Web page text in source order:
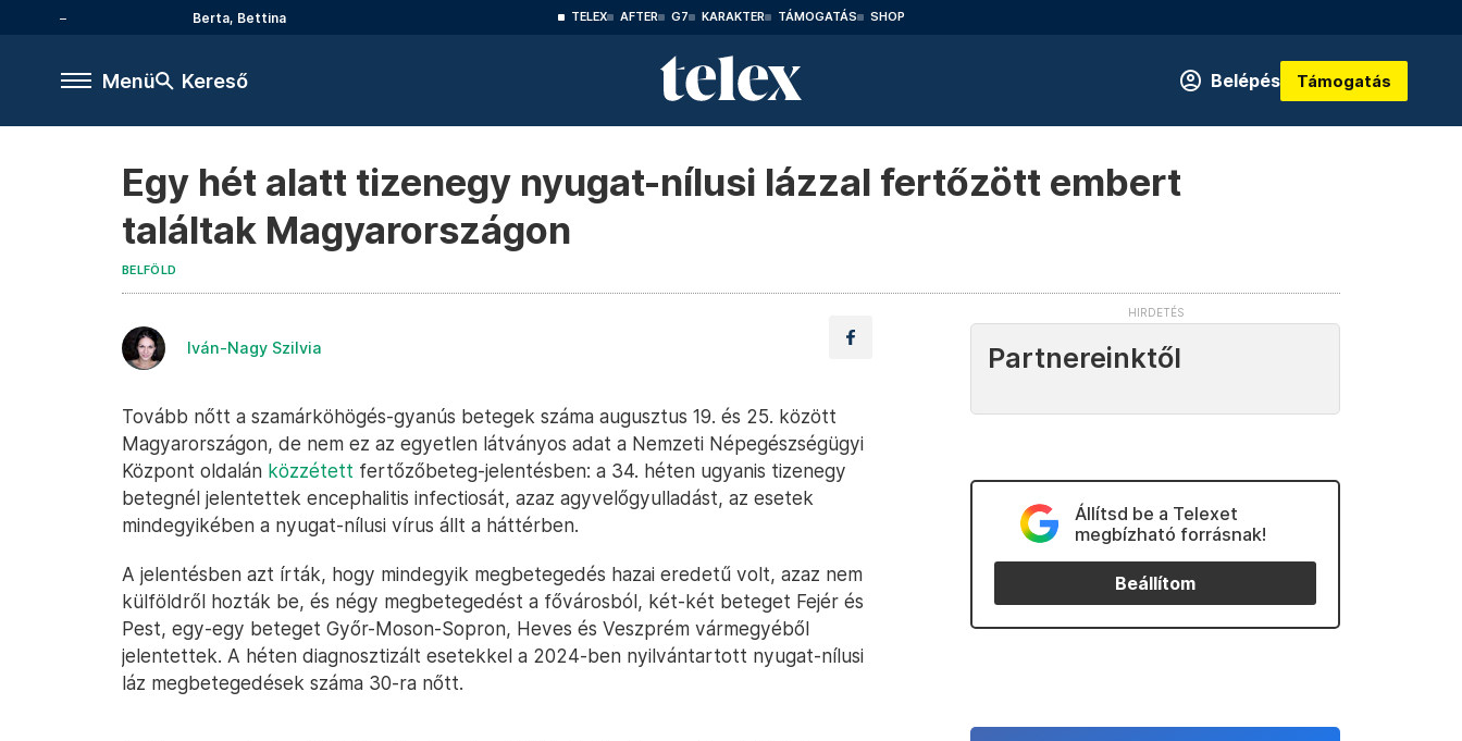
Berta, Bettina TELEX AFTER G7 KARAKTER TÁMOGATÁS SHOP
Menü Kereső Belépés Támogatás
Egy hét alatt tizenegy nyugat-nílusi lázzal fertőzött embert
találtak Magyarországon
BELFÖLD
Iván-Nagy Szilvia
Tovább nőtt a szamárköhögés-gyanús betegek száma augusztus 19. és 25. között
Magyarországon, de nem ez az egyetlen látványos adat a Nemzeti Népegészségügyi
Központ oldalán közzétett fertőzőbeteg-jelentésben: a 34. héten ugyanis tizenegy
betegnél jelentettek encephalitis infectiosát, azaz agyvelőgyulladást, az esetek
mindegyikében a nyugat-nílusi vírus állt a háttérben.
A jelentésben azt írták, hogy mindegyik megbetegedés hazai eredetű volt, azaz nem
külföldről hozták be, és négy megbetegedést a fővárosból, két-két beteget Fejér és
Pest, egy-egy beteget Győr-Moson-Sopron, Heves és Veszprém vármegyéből
jelentettek. A héten diagnosztizált esetekkel a 2024-ben nyilvántartott nyugat-nílusi
láz megbetegedések száma 30-ra nőtt.
Partnereinktől
Állítsd be a Telexet
megbízható forrásnak!
Beállítom